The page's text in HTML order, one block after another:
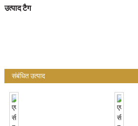
उत्पाद टैग
संबंधित उत्पाद